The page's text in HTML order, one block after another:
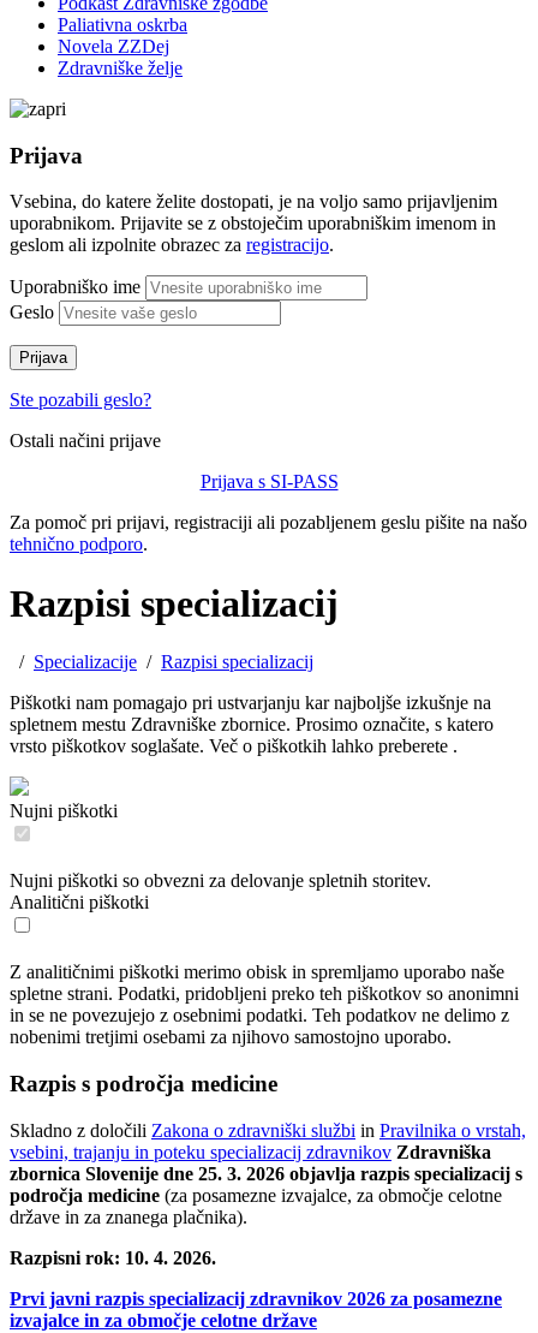
Paliativna oskrba
Novela ZZDej
Zdravniške želje
Prijava
Vsebina, do katere želite dostopati, je na voljo samo prijavljenim
uporabnikom. Prijavite se z obstoječim uporabniškim imenom in
geslom ali izpolnite obrazec za registracijo.
Uporabniško ime
Geslo
Prijava
Ste pozabili geslo?
Ostali načini prijave
Prijava s SI-PASS
Za pomoč pri prijavi, registraciji ali pozabljenem geslu pišite na našo
tehnično podporo.
Razpisi specializacij
/ Specializacije / Razpisi specializacij
Piškotki nam pomagajo pri ustvarjanju kar najboljše izkušnje na
spletnem mestu Zdravniške zbornice. Prosimo označite, s katero
vrsto piškotkov soglašate. Več o piškotkih lahko preberete .
Nujni piškotki
Nujni piškotki so obvezni za delovanje spletnih storitev.
Analitični piškotki
Z analitičnimi piškotki merimo obisk in spremljamo uporabo naše
spletne strani. Podatki, pridobljeni preko teh piškotkov so anonimni
in se ne povezujejo z osebnimi podatki. Teh podatkov ne delimo z
nobenimi tretjimi osebami za njihovo samostojno uporabo.
Razpis s področja medicine
Skladno z določili Zakona o zdravniški službi in Pravilnika o vrstah,
vsebini, trajanju in poteku specializacij zdravnikov Zdravniška
zbornica Slovenije dne 25. 3. 2026 objavlja razpis specializacij s
področja medicine (za posamezne izvajalce, za območje celotne
države in za znanega plačnika).
Razpisni rok: 10. 4. 2026.
Prvi javni razpis specializacij zdravnikov 2026 za posamezne
izvajalce in za območje celotne države